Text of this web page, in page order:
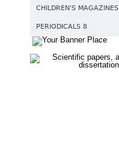
CHILDREN'S MAGAZINES
PERIODICALS 8